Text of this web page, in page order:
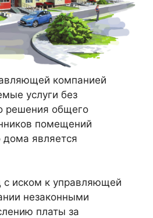
компанией
услуги без
решения общего
помещений
дома является
с иском к управляющей
незаконными
платы за